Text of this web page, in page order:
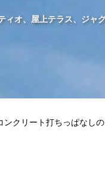
ィオ、屋上テラス、ジャ
クリート打ちっぱなし